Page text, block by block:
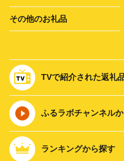
その他のお礼品
TVで紹介された返礼
ふるラボチャンネル
ランキングから探す